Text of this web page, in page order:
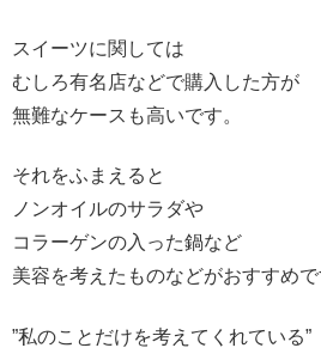
スイーツに関しては
むしろ有名店などで購入した方が
無難なケースも高いです。
それをふまえると
ノンオイルのサラダや
コラーゲンの入った鍋など
美容を考えたものなどがおすすめで
”私のことだけを考えてくれている”